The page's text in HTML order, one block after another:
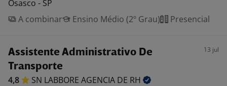
Osasco - SP
A combinar
Ensino Médio (2º Grau) Presencial
Assistente Administrativo De
Transporte
13 jul
4,8 SN LABBORE AGENCIA DE RH